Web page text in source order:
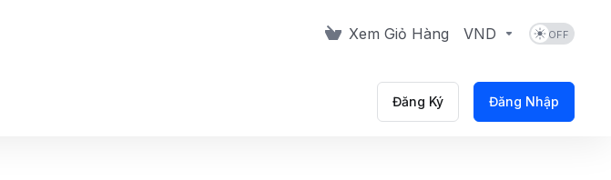
Xem Giỏ Hàng VND
Đăng Ký Đăng Nhập